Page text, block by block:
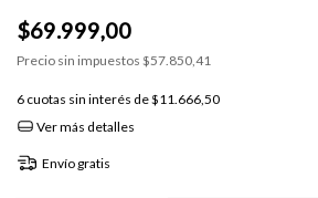
$69.999,00
Precio sin impuestos $57.850,41
6 cuotas sin interés de$11.666,50
Ver más detalles
Envío gratis